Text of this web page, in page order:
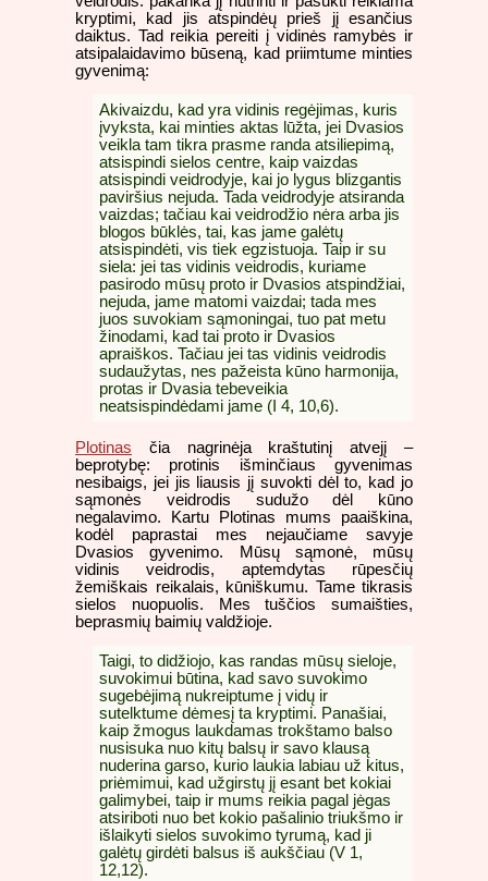
kryptimi, kad jis atspindėų prieš jį esančius
daiktus. Tad reikia pereiti į vidinės ramybės ir
atsipalaidavimo būseną, kad priimtume minties
gyvenimą:
Akivaizdu, kad yra vidinis regėjimas, kuris
įvyksta, kai minties aktas lūžta, jei Dvasios
veikla tam tikra prasme randa atsiliepimą,
atsispindi sielos centre, kaip vaizdas
atsispindi veidrodyje, kai jo lygus blizgantis
paviršius nejuda. Tada veidrodyje atsiranda
vaizdas; tačiau kai veidrodžio nėra arba jis
blogos būklės, tai, kas jame galėtų
atsispindėti, vis tiek egzistuoja. Taip ir su
siela: jei tas vidinis veidrodis, kuriame
pasirodo mūsų proto ir Dvasios atspindžiai,
nejuda, jame matomi vaizdai; tada mes
juos suvokiam sąmoningai, tuo pat metu
žinodami, kad tai proto ir Dvasios
apraiškos. Tačiau jei tas vidinis veidrodis
sudaužytas, nes pažeista kūno harmonija,
protas ir Dvasia tebeveikia
neatsispindėdami jame (I 4, 10,6).
Plotinas čia nagrinėja kraštutinį atvejį –
beprotybę: protinis išminčiaus gyvenimas
nesibaigs, jei jis liausis jį suvokti dėl to, kad jo
sąmonės veidrodis sudužo dėl kūno
negalavimo. Kartu Plotinas mums paaiškina,
kodėl paprastai mes nejaučiame savyje
Dvasios gyvenimo. Mūsų sąmonė, mūsų
vidinis veidrodis, aptemdytas rūpesčių
žemiškais reikalais, kūniškumu. Tame tikrasis
sielos nuopuolis. Mes tuščios sumaišties,
beprasmių baimių valdžioje.
Taigi, to didžiojo, kas randas mūsų sieloje,
suvokimui būtina, kad savo suvokimo
sugebėjimą nukreiptume į vidų ir
sutelktume dėmesį ta kryptimi. Panašiai,
kaip žmogus laukdamas trokštamo balso
nusisuka nuo kitų balsų ir savo klausą
nuderina garso, kurio laukia labiau už kitus,
priėmimui, kad užgirstų jį esant bet kokiai
galimybei, taip ir mums reikia pagal jėgas
atsiriboti nuo bet kokio pašalinio triukšmo ir
išlaikyti sielos suvokimo tyrumą, kad ji
galėtų girdėti balsus iš aukščiau (V 1,
12,12).